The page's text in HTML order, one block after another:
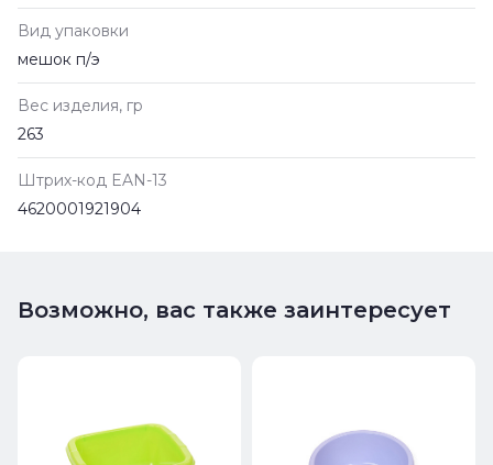
Вид упаковки
мешок п/э
Вес изделия, гр
263
Штрих-код EAN-13
4620001921904
Возможно, вас также заинтересует